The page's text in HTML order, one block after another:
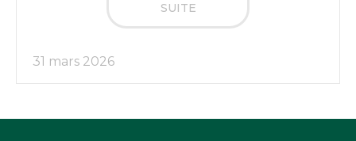
SUITE
31 mars 2026